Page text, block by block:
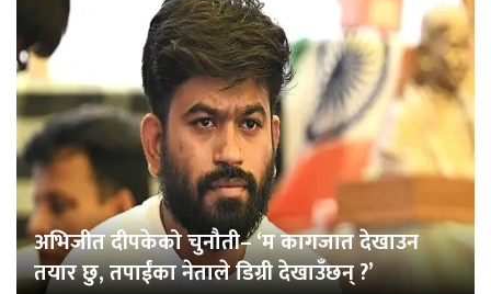
अभिजीत दीपकेको चुनौती– ‘म कागजात देखाउन
तयार छु, तपाईंका नेताले डिग्री देखाउँछन् ?’